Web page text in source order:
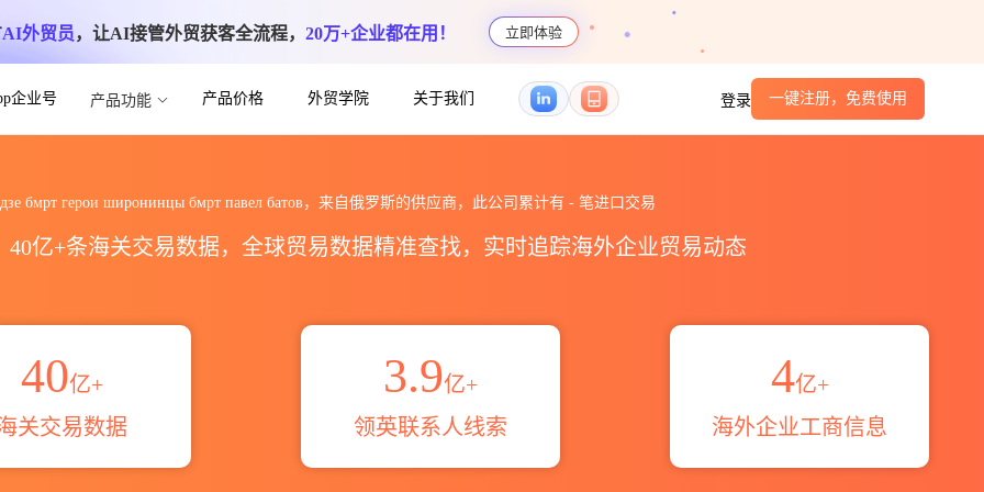
AI外贸员，让AI接管外贸获客全流程， 20万+企业都在用！ 立即体验
企业号 产品功能 产品价格 外贸学院 关于我们 登录 一键注册，免费使用
бмрт герои широнинцы бмрт павел батов，来自俄罗斯的供应商，此公司累计有 -笔进口交易
40亿+条海关交易数据，全球贸易数据精准查找，实时追踪海外企业贸易动态
40亿+
关交易数据
3.9亿+
领英联系人线索
4亿+
海外企业工商信息